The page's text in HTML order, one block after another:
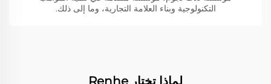
التكنولوجية وبناء العلامة التجارية، وما إلى ذلك.